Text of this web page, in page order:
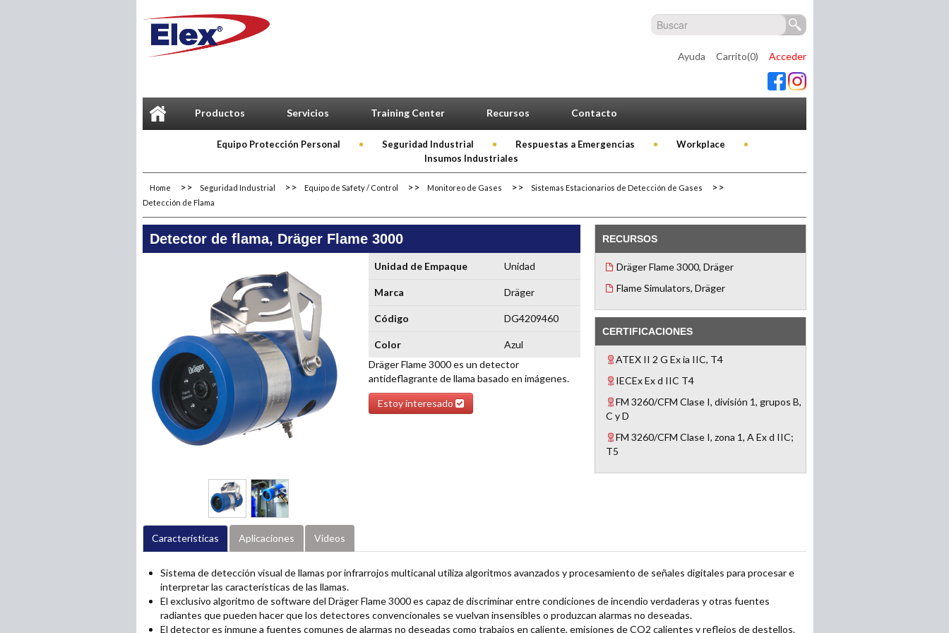
Ayuda Carrito(0) Acceder
Productos Servicios Training Center Recursos Contacto
Equipo Protección Personal Seguridad Industrial Respuestas a Emergencias
Workplace
Insumos Industriales
Home Seguridad Industrial Equipo de Safety / Control Monitoreo de Gases
Sistemas Estacionarios de Detección de Gases
Detección de Flama
Detector de flama, Dräger Flame 3000
Unidad de Empaque Unidad
Marca Dräger
Código DG4209460
Color
Azul
Dräger Flame 3000 es un detector
antideflagrante de llama basado en imágenes.
Estoy interesado
RECURSOS
Dräger Flame 3000, Dräger
Flame Simulators, Dräger
CERTIFICACIONES
ATEX II 2 G Ex ia IIC, T4
IECEx Ex d IIC T4
FM 3260/CFM Clase I, división 1, grupos B,
C y D
FM 3260/CFM Clase I, zona 1, A Ex d IIC;
T5
Características Aplicaciones Videos
Sistema de detección visual de llamas por infrarrojos multicanal utiliza algoritmos avanzados y procesamiento de señales digitales para procesar e
interpretar las características de las llamas.
El exclusivo algoritmo de software del Dräger Flame 3000 es capaz de discriminar entre condiciones de incendio verdaderas y otras fuentes
radiantes que pueden hacer que los detectores convencionales se vuelvan insensibles o produzcan alarmas no deseadas.
El detector es inmune a fuentes comunes de alarmas no deseadas como trabajos en caliente, emisiones de CO2 calientes y reflejos de destellos.